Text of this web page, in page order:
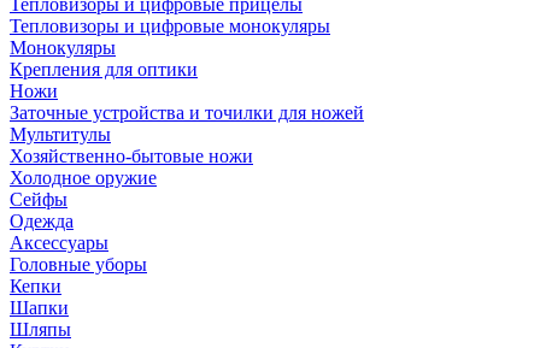
Тепловизоры и цифровые прицелы
Тепловизоры и цифровые монокуляры
Монокуляры
Крепления для оптики
Ножи
Заточные устройства и точилки для ножей
Мультитулы
Хозяйственно-бытовые ножи
Холодное оружие
Сейфы
Одежда
Аксессуары
Головные уборы
Кепки
Шапки
Шляпы